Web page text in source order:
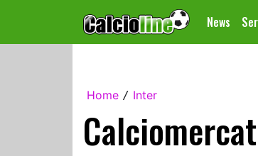
News
Home / Inter